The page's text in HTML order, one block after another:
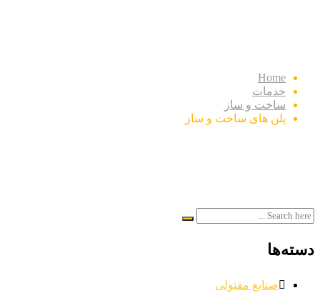
Home
خدمات
ساخت و ساز
پلن های ساخت و ساز
دسته‌ها
صنایع مفتولی